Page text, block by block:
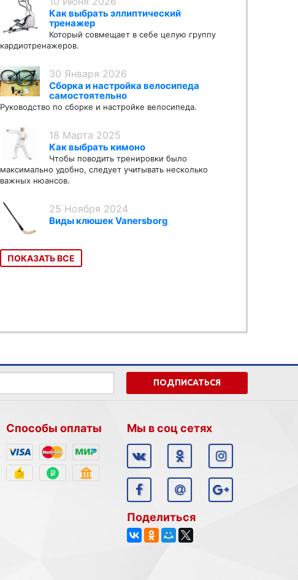
Как выбрать эллиптический
тренажер
Который совмещает в себе целую группу
кардиотренажеров.
30 Января 2026
Сборка и настройка велосипеда
самостоятельно
Руководство по сборке и настройке велосипеда.
18 Марта 2025
Как выбрать кимоно
Чтобы поводить тренировки было
максимально удобно, следует учитывать несколько
важных нюансов.
25 Ноября 2024
Виды клюшек Vanersborg
ПОКАЗАТЬ ВСЕ
ПОДПИСАТЬСЯ
Способы оплаты Мы в соц сетях
Поделиться